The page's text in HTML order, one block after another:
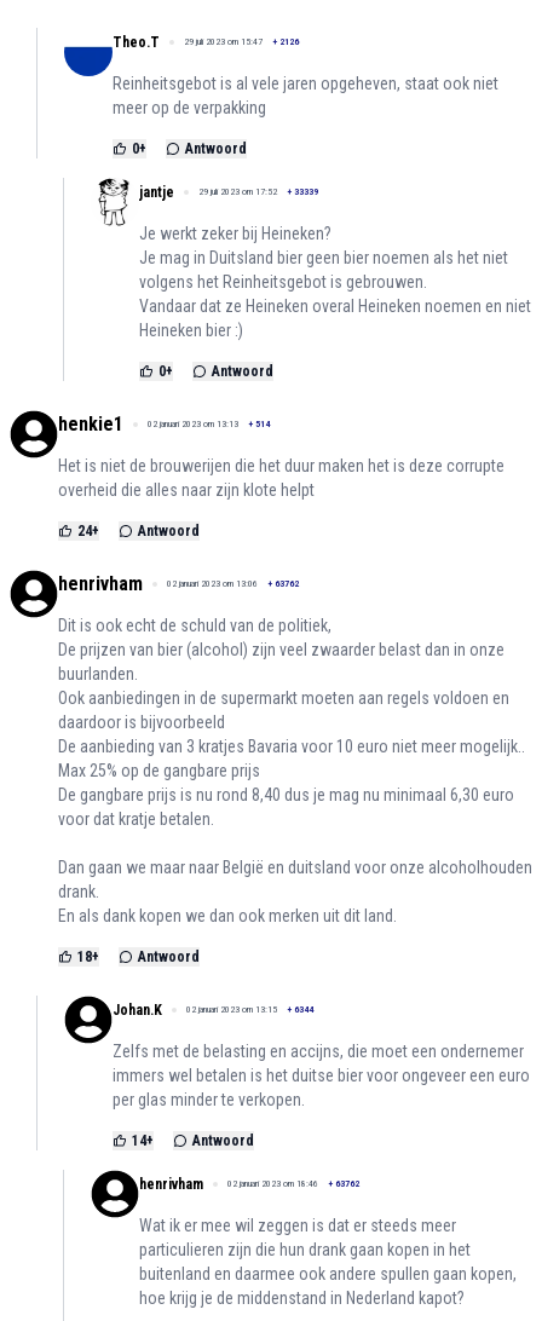
Theo.T 29 juli 2023 om 15:47 + 2126
Reinheitsgebot is al vele jaren opgeheven, staat ook niet
meer op de verpakking
0+ Antwoord
jantje 29 juli 2023 om 17:52 + 33339
Je werkt zeker bij Heineken?
Je mag in Duitsland bier geen bier noemen als het niet
volgens het Reinheitsgebot is gebrouwen.
Vandaar dat ze Heineken overal Heineken noemen en niet
Heineken bier :)
0+ Antwoord
henkie1 02 januari 2023 om 13:13 + 514
Het is niet de brouwerijen die het duur maken het is deze corrupte
overheid die alles naar zijn klote helpt
24+ Antwoord
henrivham 02 januari 2023 om 13:06 + 63762
Dit is ook echt de schuld van de politiek,
De prijzen van bier (alcohol) zijn veel zwaarder belast dan in onze
buurlanden.
Ook aanbiedingen in de supermarkt moeten aan regels voldoen en
daardoor is bijvoorbeeld
De aanbieding van 3 kratjes Bavaria voor 10 euro niet meer mogelijk..
Max 25% op de gangbare prijs
De gangbare prijs is nu rond 8,40 dus je mag nu minimaal 6,30 euro
voor dat kratje betalen.
Dan gaan we maar naar België en duitsland voor onze alcoholhouden
drank.
En als dank kopen we dan ook merken uit dit land.
18+ Antwoord
Johan.K 02 januari 2023 om 13:15 + 6344
Zelfs met de belasting en accijns, die moet een ondernemer
immers wel betalen is het duitse bier voor ongeveer een euro
per glas minder te verkopen.
14+ Antwoord
henrivham 02 januari 2023 om 18:46 + 63762
Wat ik er mee wil zeggen is dat er steeds meer
particulieren zijn die hun drank gaan kopen in het
buitenland en daarmee ook andere spullen gaan kopen,
hoe krijg je de middenstand in Nederland kapot?